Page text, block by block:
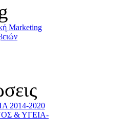
Marketing
2014-2020
& ΥΓΕΙΑ-